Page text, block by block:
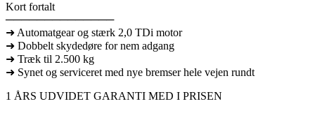
Kort fortalt
──────────────
➜ Automatgear og stærk 2,0 TDi motor
➜ Dobbelt skydedøre for nem adgang
➜ Træk til 2.500 kg
➜ Synet og serviceret med nye bremser hele vejen rundt
1 ÅRS UDVIDET GARANTI MED I PRISEN